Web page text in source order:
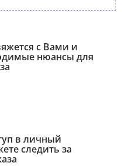
с Вами и
нюансы для
в личный
следить за